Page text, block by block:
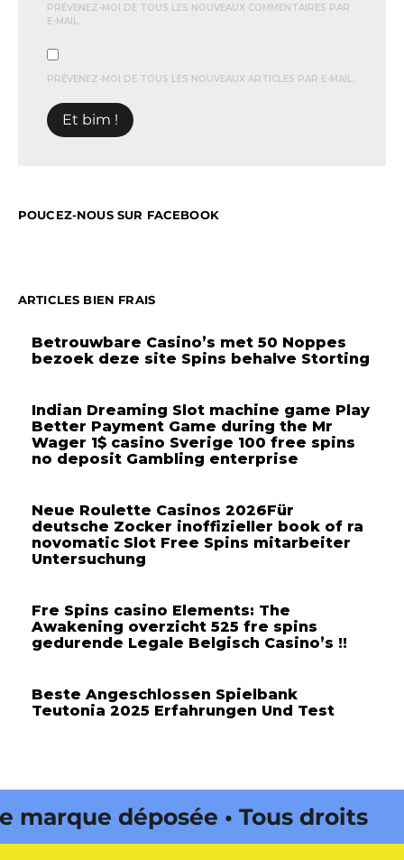
PRÉVENEZ-MOI DE TOUS LES NOUVEAUX COMMENTAIRES PAR
E-MAIL.
PRÉVENEZ-MOI DE TOUS LES NOUVEAUX ARTICLES PAR E-MAIL.
POUCEZ-NOUS SUR FACEBOOK
ARTICLES BIEN FRAIS
Betrouwbare Casino’s met 50 Noppes
bezoek deze site Spins behalve Storting
Indian Dreaming Slot machine game Play
Better Payment Game during the Mr
Wager 1$ casino Sverige 100 free spins
no deposit Gambling enterprise
Neue Roulette Casinos 2026Für
deutsche Zocker inoffizieller book of ra
novomatic Slot Free Spins mitarbeiter
Untersuchung
Fre Spins casino Elements: The
Awakening overzicht 525 fre spins
gedurende Legale Belgisch Casino’s !!
Beste Angeschlossen Spielbank
Teutonia 2025 Erfahrungen Und Test
déposée • Tous droits